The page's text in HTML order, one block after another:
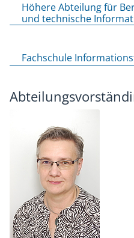
Höhere Abteilung für
und technische
Fachschule